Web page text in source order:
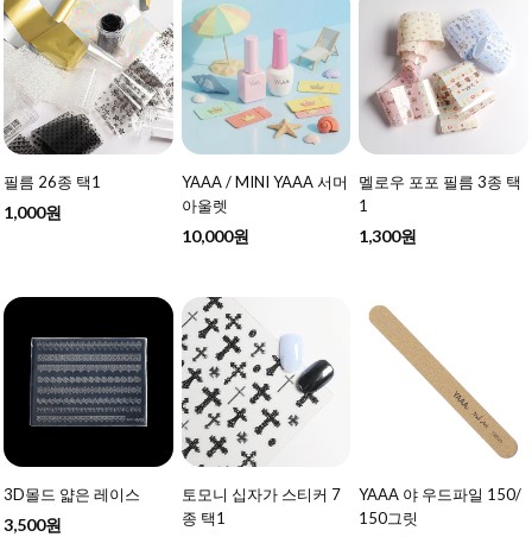
필름 26종 택1
1,000원
YAAA / MINI YAAA 서머
아울렛
10,000원
멜로우 포포 필름 3종 택
1
1,300원
3D몰드 얇은 레이스
3,500원
토모니 십자가 스티커 7
종 택1
YAAA 야 우드파일 150/
150그릿